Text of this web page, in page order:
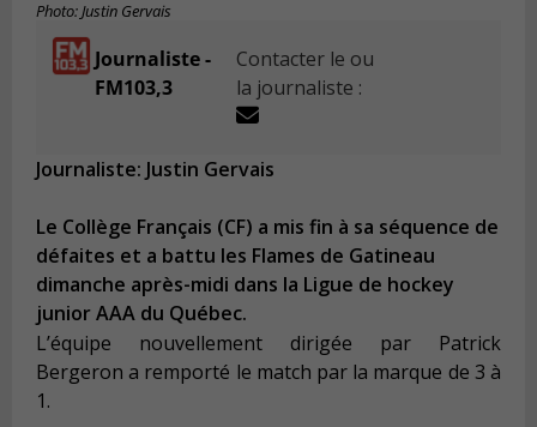
Photo: Justin Gervais
Journaliste -
FM103,3
Contacter le ou
la journaliste :
Journaliste: Justin Gervais
Le Collège Français (CF) a mis fin à sa séquence de
défaites et a battu les Flames de Gatineau
dimanche après-midi dans la Ligue de hockey
junior AAA du Québec.
L’équipe nouvellement dirigée par Patrick
Bergeron a remporté le match par la marque de 3 à
1.